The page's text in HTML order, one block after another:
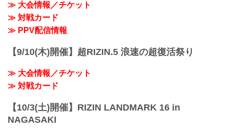
≫ 大会情報／チケット
≫ 対戦カード
≫ PPV配信情報
【9/10(木)開催】超RIZIN.5 浪速の超復活祭り
≫ 大会情報／チケット
≫ 対戦カード
【10/3(土)開催】RIZIN LANDMARK 16 in
NAGASAKI